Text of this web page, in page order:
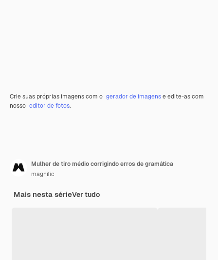
Crie suas próprias imagens com o gerador de imagense edite-as com
nosso editor de fotos.
Mulher de tiro médio corrigindo erros de gramática
magnific
Mais nesta sérieVer tudo